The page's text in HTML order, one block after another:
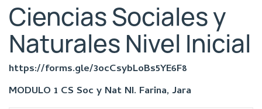
Ciencias Sociales y
Naturales Nivel Inicial
https://forms.gle/3ocCsybLoBs5YE6F8
MODULO 1 CS Soc y Nat NI. Farina, Jara